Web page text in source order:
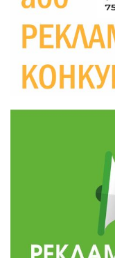
28 лип
Житлові
підтримка
10:36
28 лип
Валентина
Перемогу
Обмежено
артилерії
490
«Альянс
підсумки